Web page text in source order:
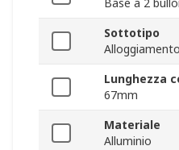
Base a 2
Sottotipo
Lunghezza
67mm
Materiale
Alluminio